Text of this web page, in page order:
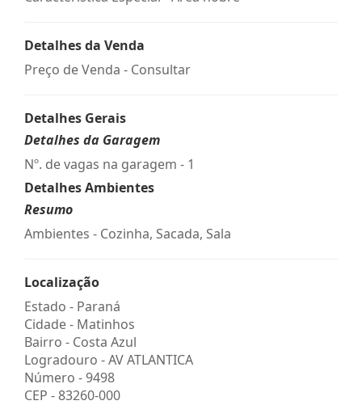
Detalhes da Venda
Preço de Venda - Consultar
Detalhes Gerais
Detalhes da Garagem
Nº. de vagas na garagem - 1
Detalhes Ambientes
Resumo
Ambientes - Cozinha, Sacada, Sala
Localização
Estado - Paraná
Cidade - Matinhos
Bairro - Costa Azul
Logradouro -AV ATLANTICA
Número -9498
CEP -83260-000